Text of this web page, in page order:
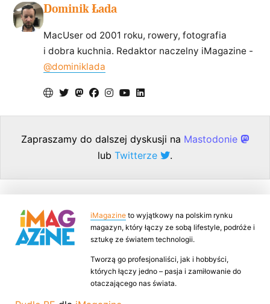
Dominik Łada
MacUser od 2001 roku, rowery, fotografia
i dobra kuchnia. Redaktor naczelny iMagazine -
@dominiklada
Zapraszamy do dalszej dyskusji na Mastodonie
lub Twitterze .
iMagazine to wyjątkowy na polskim rynku
magazyn, który łączy ze sobą lifestyle, podróże i
sztukę ze światem technologii.
Tworzą go profesjonaliści, jak i hobbyści,
których łączy jedno – pasja i zamiłowanie do
otaczającego nas świata.